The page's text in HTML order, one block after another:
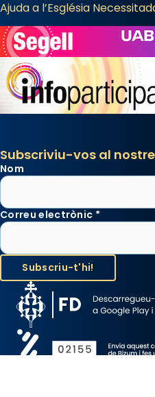
Ajuda a l’Església
Subscriviu-vos al
Nom
Correu electrònic *